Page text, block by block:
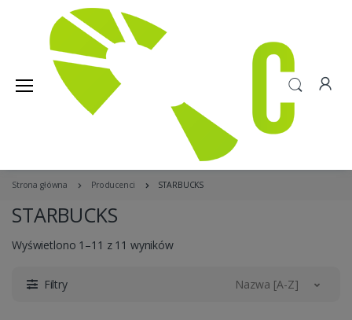
Strona główna Producenci STARBUCKS
STARBUCKS
Wyświetlono 1–11 z 11 wyników
Filtry Nazwa [A-Z]